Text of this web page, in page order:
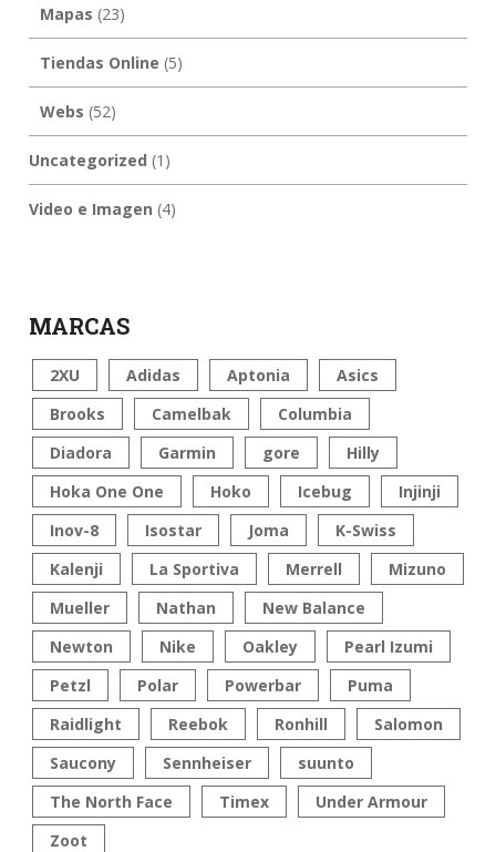
Mapas (23)
Tiendas Online (5)
Webs (52)
Uncategorized (1)
Video e Imagen (4)
MARCAS
2XU Adidas Aptonia
Asics
Brooks
Camelbak
Columbia
Diadora
Garmin gore
Hilly
Hoka One One
Hoko Icebug
Injinji
Inov-8
Isostar Joma
K-Swiss
Kalenji
La Sportiva Merrell
Mizuno
Mueller
Nathan
New Balance
Newton
Nike Oakley
Pearl Izumi
Petzl
Polar Powerbar
Puma
Raidlight
Reebok Ronhill
Salomon
Saucony
Sennheiser
suunto
The North Face
Timex
Under Armour
Zoot